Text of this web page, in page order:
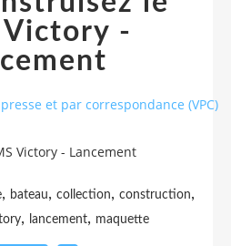
Victory -
et par correspondance (VPC)
Victory - Lancement
, bateau, collection, construction,
, lancement, maquette